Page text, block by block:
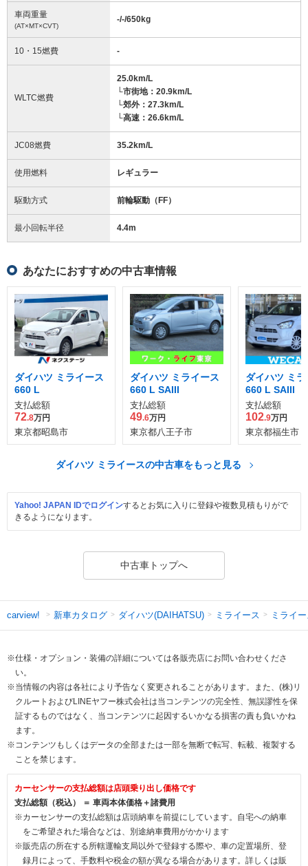
車両重量
(AT×MT×CVT)
-/-/650kg
10・15燃費 -
WLTC燃費
25.0km/L
└市街地：20.9km/L
└郊外：27.3km/L
└高速：26.6km/L
JC08燃費 35.2km/L
使用燃料 レギュラー
駆動方式 前輪駆動（FF）
最小回転半径 4.4m
あなたにおすすめの中古車情報
ダイハツ ミライース
660 L
支払総額
72.8万円
東京都昭島市
ダイハツ ミライース
660 L SAIII
支払総額
49.6万円
東京都八王子市
ダイハツ ミ
660 L SAIII
支払総額
102.9万円
東京都福生市
ダイハツ ミライースの中古車をもっと見る
Yahoo! JAPAN IDでログインするとお気に入りに登録や複数見積もりがで
きるようになります。
中古車トップへ
carview! 新車カタログ ダイハツ(DAIHATSU) ミライース ミライ
※仕様・オプション・装備の詳細については各販売店にお問い合わせくださ
い。
※当情報の内容は各社により予告なく変更されることがあります。また、(株)リ
クルートおよびLINEヤフー株式会社は当コンテンツの完全性、無誤謬性を保
証するものではなく、当コンテンツに起因するいかなる損害の責も負いかね
ます。
※コンテンツもしくはデータの全部または一部を無断で転写、転載、複製する
ことを禁じます。
カーセンサーの支払総額は店頭乗り出し価格です
支払総額（税込） ＝ 車両本体価格＋諸費用
※カーセンサーの支払総額は店頭納車を前提にしています。自宅への納車
をご希望された場合などは、別途納車費用がかかります
※販売店の所在する所轄運輸支局以外で登録する際や、車の定置場所、登
録月によって、手数料や税金の額が異なる場合があります。詳しくは販